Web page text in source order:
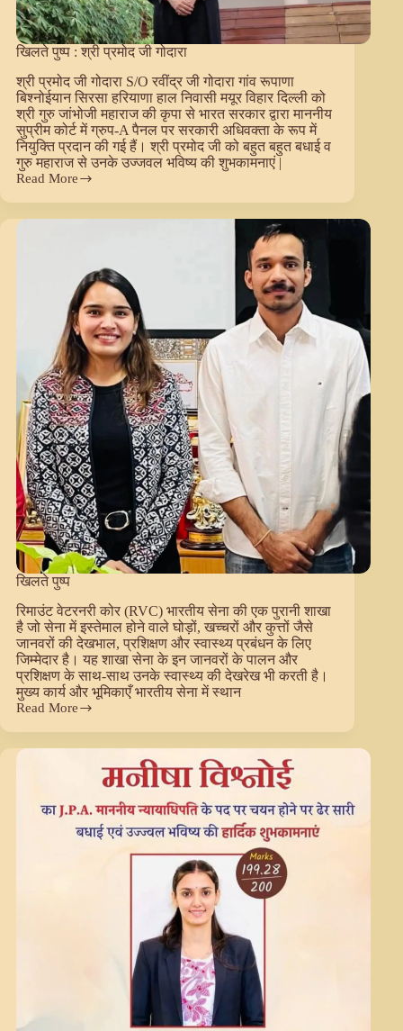
खिलते पुष्प : श्री प्रमोद जी गोदारा
श्री प्रमोद जी गोदारा S/O रवींद्र जी गोदारा गांव रूपाणा
बिश्नोईयान सिरसा हरियाणा हाल निवासी मयूर विहार दिल्ली को
श्री गुरु जांभोजी महाराज की कृपा से भारत सरकार द्वारा माननीय
सुप्रीम कोर्ट में ग्रुप-A पैनल पर सरकारी अधिवक्ता के रूप में
नियुक्ति प्रदान की गई हैं। श्री प्रमोद जी को बहुत बहुत बधाई व
गुरु महाराज से उनके उज्जवल भविष्य की शुभकामनाएं |
Read More
खिलते
श्री
खिलते पुष्प
रिमाउंट वेटरनरी कोर (RVC) भारतीय सेना की एक पुरानी शाखा
है जो सेना में इस्तेमाल होने वाले घोड़ों, खच्चरों और कुत्तों जैसे
जानवरों की देखभाल, प्रशिक्षण और स्वास्थ्य प्रबंधन के लिए
जिम्मेदार है। यह शाखा सेना के इन जानवरों के पालन और
प्रशिक्षण के साथ-साथ उनके स्वास्थ्य की देखरेख भी करती है।
मुख्य कार्य और भूमिकाएँ भारतीय सेना में स्थान
Read More
खिलते